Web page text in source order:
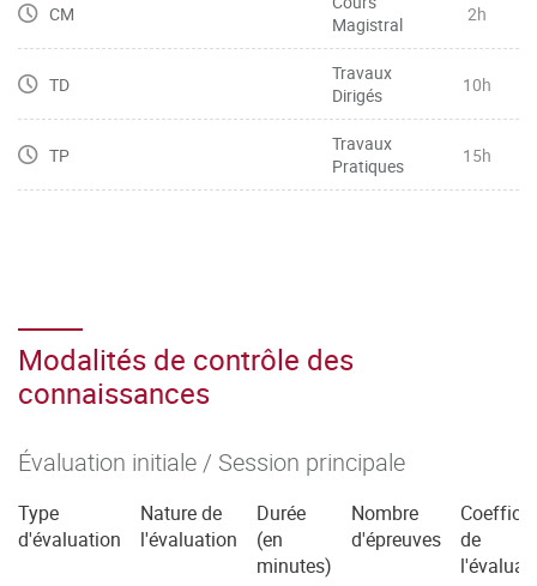
CM
Magistral
2h
TD
Travaux
Dirigés
10h
TP
Travaux
Pratiques
15h
Modalités de contrôle des
connaissances
Évaluation initiale / Session principale
Type
d'évaluation
Nature de
l'évaluation
Durée
(en
minutes)
Nombre
d'épreuves
de